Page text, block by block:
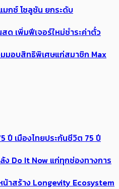
มกซ์ โซลูชัน ยกระดับ
ด เพิ่มฟีเจอร์ใหม่ชำระค่าตั๋ว
มอบสิทธิพิเศษแก่สมาชิก Max
ปี เมืองไทยประกันชีวิต 75 ปี
Do It Now แก่ทุกช่องทางการ
าสร้าง Longevity Ecosystem